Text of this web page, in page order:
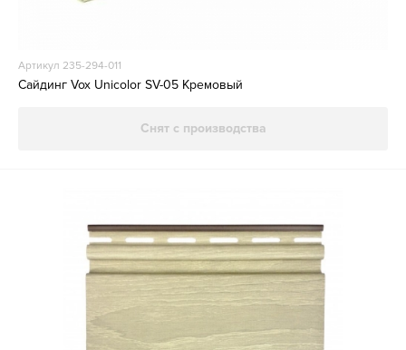
Артикул 235-294-011
Сайдинг Vox Unicolor SV-05 Кремовый
Снят с производства